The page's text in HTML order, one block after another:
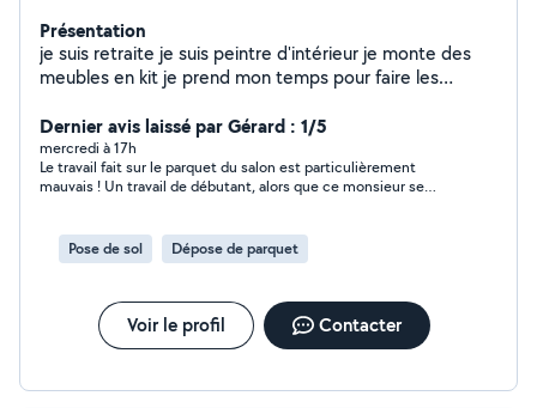
Présentation
je suis retraite je suis peintre d'intérieur je monte des
meubles en kit je prend mon temps pour faire les
pelouses et les taille de haie
Dernier avis laissé par Gérard : 1/5
mercredi à 17h
Le travail fait sur le parquet du salon est particulièrement
mauvais ! Un travail de débutant, alors que ce monsieur se
durant le travail, et sont bien abimées. Tout est à refaire, en
plus des plintes et bas de fenêtre ! Ce Monsieur auquel nous
ses grossières erreurs, et ne veut pas non plus nous
rembourser au moins une partie des sommes que nous lui
avons données et qui sont perdues pour nous... Lamentable !
Pose de sol Dépose de parquet
Voir le profil Contacter